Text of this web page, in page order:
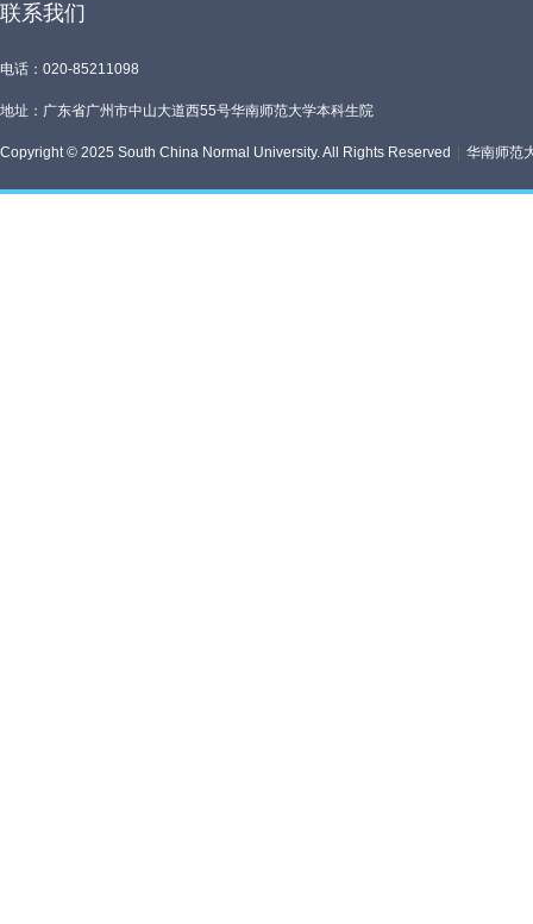
联系我们
电话：020-85211098
地址：广东省广州市中山大道西55号华南师范大学本科生院
Copyright © 2025 South China Normal University. All Rights Reserved 华南师范